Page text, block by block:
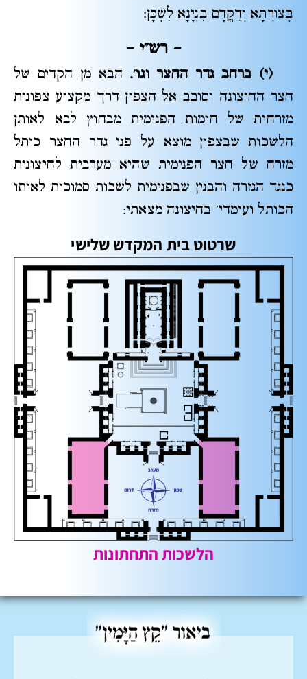
בְּצוּרְתָא וְדִקֳדָם בִּנְיָנָא לִשְׁכָּן:
– רש"י –
(י) ברחב גדר החצר וגו'.הבא מן הקדים של
חצר החיצונה וסובב אל הצפון דרך מקצוע צפונית
מזרחית של חומות הפנימית מבחוץ לבא לאותן
הלשכות שבצפון מוצא על פני גדר החצר כותל
מזרח של חצר הפנימית שהיא מערבית לחיצונית
כנגד הגזרה והבנין שבפנימית לשכות סמוכות לאותו
הכותל ועומדי' בחיצונה מצאתי:
שרטוט בית המקדש שלישי
הלשכות התחתונות